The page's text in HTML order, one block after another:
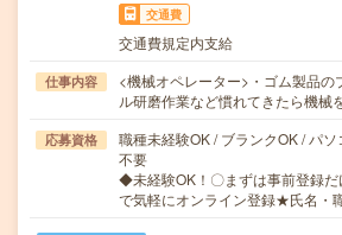
交通費
交通費規定内支給
仕事内容
<機械オペレーター>・ゴム製品の
ル研磨作業など慣れてきたら機
応募資格
職種未経験OK / ブランクOK / パ
不要
◆未経験OK！〇まずは事前登録
で気軽にオンライン登録★氏名・